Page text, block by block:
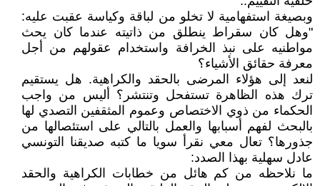
وبصيغة استفهامية لا تخلو من لباقة وكياسة عقبت عليه:
"وهل كان سقراط ينطلق من ذاتيته عندما كان يحث
مواطنيه على نبذ الخرافة واستخدام عقولهم من أجل
معرفة حقائق الأشياء؟
لنعد إلى هؤلاء المرضى بالحقد والكراهية. هل يستقيم
ترك هذه الظاهرة تستفحل وتنتشر؟ أليس من واجب
الحكماء من ذوي الاختصاص وعموم المثقفين التصدي لها
بالبحث لفهم أسبابها والعمل بالتالي على استئصالها من
جذورها؟ تعال معي نقرأ سويا ما كتبه صديقنا التونسي
عادل سهلية بهذا الصدد:
ما نلاحظه من كم هائل من خطابات الكراهية والحقد